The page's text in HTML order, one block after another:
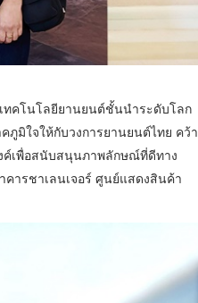
ทคโนโลยียานยนต์ชั้นนำระดับโลก
ภูมิใจให้กับวงการยานยนต์ไทย คว้า
งค์เพื่อสนับสนุนภาพลักษณ์ที่ดีทาง
ารชาเลนเจอร์ ศูนย์แสดงสินค้า